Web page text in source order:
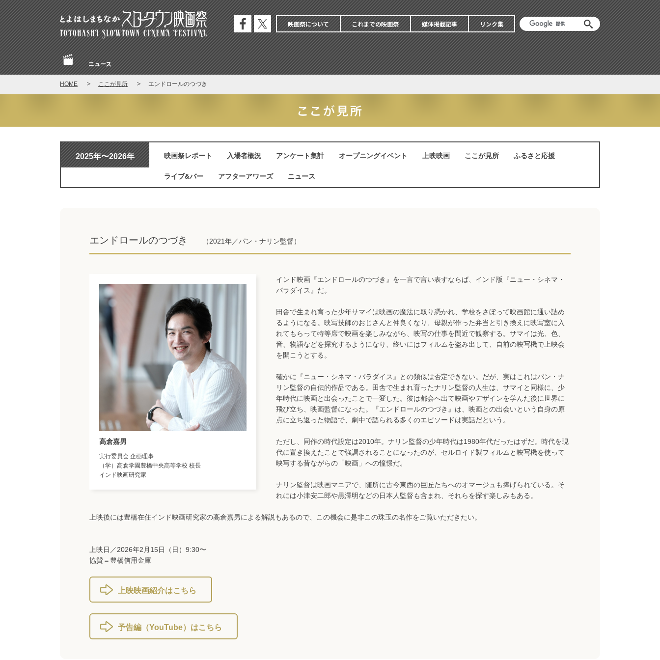
とよはしまちなかスロータウン映画祭
公式
フェ
イス
ブッ
公式
エッ
クス
ニュース
映画祭について これまでの映画祭 媒体掲載記事 リンク集
HOME ここが見所 エンドロールのつづき
2025年〜2026年 映画祭レポート 入場者概況 アンケート集計 オープニングイベント 上映映画 ここが見所 ふるさと応援
ライブ&バー アフターアワーズ ニュース
エンドロールのつづき （2021年／パン・ナリン監督）
高倉嘉男
実行委員会 企画理事
（学）高倉学園豊橋中央高等学校 校長
インド映画研究家
インド映画『エンドロールのつづき』を一言で言い表すならば、インド版『ニュー・シネマ・
パラダイス』だ。
田舎で生まれ育った少年サマイは映画の魔法に取り憑かれ、学校をさぼって映画館に通い詰め
るようになる。映写技師のおじさんと仲良くなり、母親が作った弁当と引き換えに映写室に入
れてもらって特等席で映画を楽しみながら、映写の仕事を間近で観察する。サマイは光、色、
音、物語などを探究するようになり、終いにはフィルムを盗み出して、自前の映写機で上映会
を開こうとする。
確かに『ニュー・シネマ・パラダイス』との類似は否定できない。だが、実はこれはパン・ナ
リン監督の自伝的作品である。田舎で生まれ育ったナリン監督の人生は、サマイと同様に、少
年時代に映画と出会ったことで一変した。彼は都会へ出て映画やデザインを学んだ後に世界に
飛び立ち、映画監督になった。『エンドロールのつづき』は、映画との出会いという自身の原
点に立ち返った物語で、劇中で語られる多くのエピソードは実話だという。
ただし、同作の時代設定は2010年。ナリン監督の少年時代は1980年代だったはずだ。時代を現
代に置き換えたことで強調されることになったのが、セルロイド製フィルムと映写機を使って
映写する昔ながらの「映画」への憧憬だ。
ナリン監督は映画マニアで、随所に古今東西の巨匠たちへのオマージュも捧げられている。そ
れには小津安二郎や黒澤明などの日本人監督も含まれ、それらを探す楽しみもある。
上映後には豊橋在住インド映画研究家の高倉嘉男による解説もあるので、この機会に是非この珠玉の名作をご覧いただきたい。
上映日／2026年2月15日（日）9:30〜
協賛＝豊橋信用金庫
上映映画紹介はこちら
予告編（YouTube）はこちら